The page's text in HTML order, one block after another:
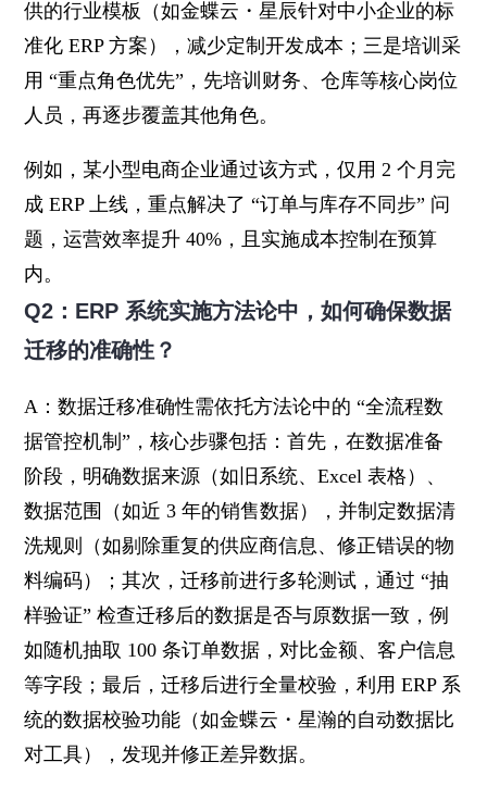
供的行业模板（如金蝶云・星辰针对中小企业的标
准化 ERP 方案），减少定制开发成本；三是培训采
用 “重点角色优先”，先培训财务、仓库等核心岗位
人员，再逐步覆盖其他角色。
例如，某小型电商企业通过该方式，仅用 2 个月完
成 ERP 上线，重点解决了 “订单与库存不同步” 问
题，运营效率提升 40%，且实施成本控制在预算
内。
Q2：ERP 系统实施方法论中，如何确保数据
迁移的准确性？
A：数据迁移准确性需依托方法论中的 “全流程数
据管控机制”，核心步骤包括：首先，在数据准备
阶段，明确数据来源（如旧系统、Excel 表格）、
数据范围（如近 3 年的销售数据），并制定数据清
洗规则（如剔除重复的供应商信息、修正错误的物
料编码）；其次，迁移前进行多轮测试，通过 “抽
样验证” 检查迁移后的数据是否与原数据一致，例
如随机抽取 100 条订单数据，对比金额、客户信息
等字段；最后，迁移后进行全量校验，利用 ERP 系
统的数据校验功能（如金蝶云・星瀚的自动数据比
对工具），发现并修正差异数据。